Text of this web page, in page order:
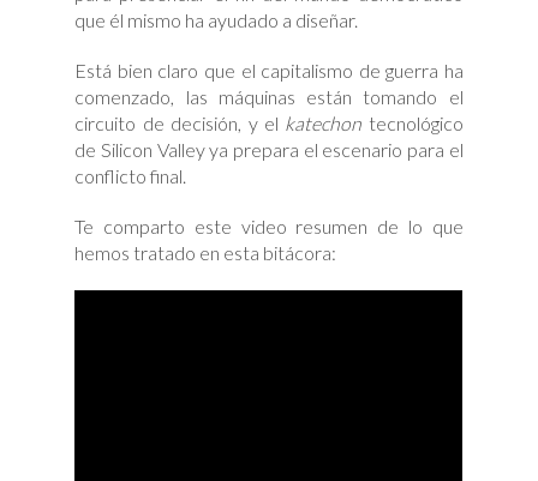
que él mismo ha ayudado a diseñar.
Está bien claro que el capitalismo de guerra ha
comenzado, las máquinas están tomando el
circuito de decisión, y el katechon tecnológico
de Silicon Valley ya prepara el escenario para el
conflicto final.
Te comparto este video resumen de lo que
hemos tratado en esta bitácora: